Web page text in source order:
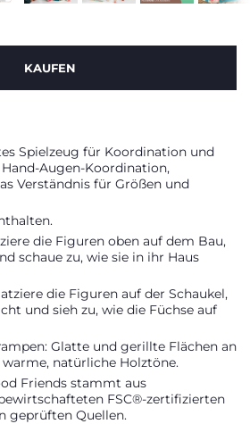
KAUFEN
Spielzeug für Koordination und
Augen-Koordination,
Verständnis für Größen und
die Figuren oben auf dem Bau,
schaue zu, wie sie in ihr Haus
die Figuren auf der Schaukel,
und sieh zu, wie die Füchse auf
Glatte und gerillte Flächen an
natürliche Holztöne.
Friends stammt aus
FSC®-zertifizierten
geprüften Quellen.